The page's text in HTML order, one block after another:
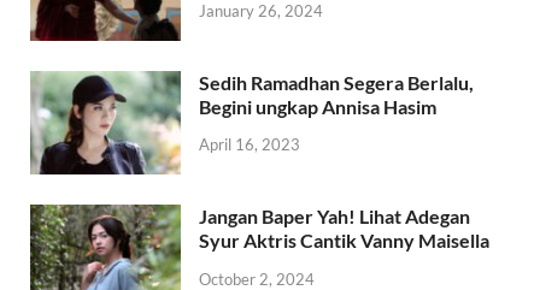
January 26, 2024
Sedih Ramadhan Segera Berlalu,
Begini ungkap Annisa Hasim
April 16, 2023
Jangan Baper Yah! Lihat Adegan
Syur Aktris Cantik Vanny Maisella
October 2, 2024